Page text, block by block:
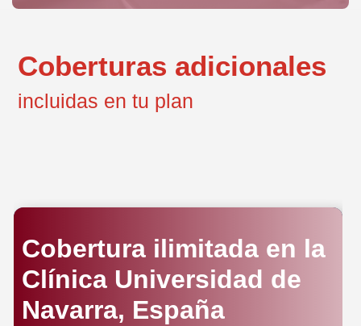
Coberturas adicionales
incluidas en tu plan
Cobertura ilimitada en la
Clínica Universidad de
Navarra, España